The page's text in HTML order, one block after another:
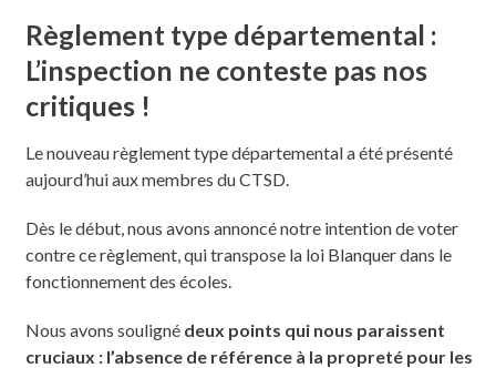
Règlement type départemental :
L’inspection ne conteste pas nos
critiques !
Le nouveau règlement type départemental a été présenté
aujourd’hui aux membres du CTSD.
Dès le début, nous avons annoncé notre intention de voter
contre ce règlement, qui transpose la loi Blanquer dans le
fonctionnement des écoles.
Nous avons souligné deux points qui nous paraissent
cruciaux : l’absence de référence à la propreté pour les